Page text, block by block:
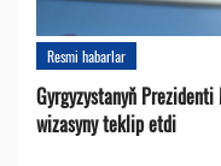
Resmi habarlar
Gyrgyzystanyň
wizasyny teklip etdi